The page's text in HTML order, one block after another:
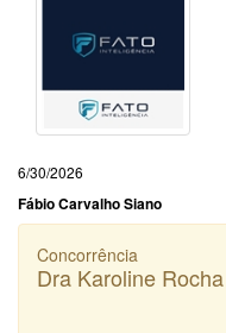
6/30/2026
Fábio Carvalho Siano
Concorrência
Dra Karoline Rocha